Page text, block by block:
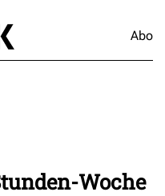
Abo
Woche